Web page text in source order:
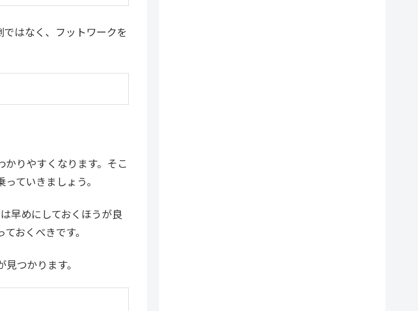
はなく、フットワークを
りやすくなります。そこ
ていきましょう。
早めにしておくほうが良
おくべきです。
つかります。